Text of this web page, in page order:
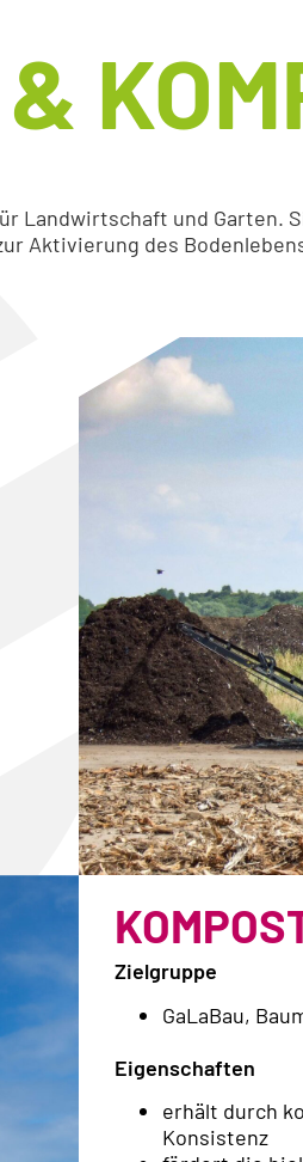
Landwirtschaft und Garten.
Aktivierung des
Zielgruppe
GaLaBau,
Eigenschaften
erhält durch
Konsistenz